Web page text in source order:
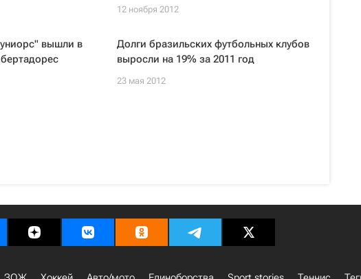
12 ноября 2012
вышли в
Долги бразильских футбольных клубов
выросли на 19% за 2011 год
23 мая 2012